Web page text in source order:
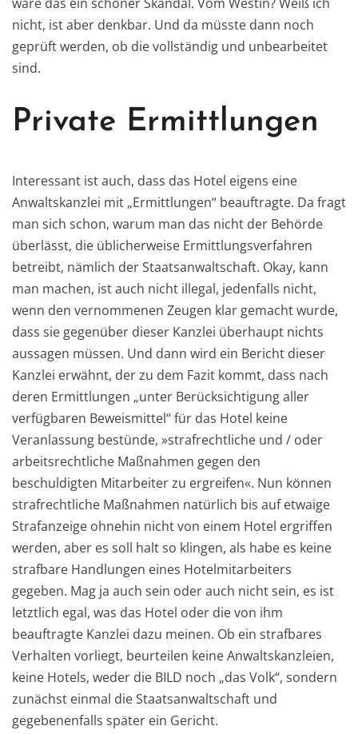
nicht, ist aber denkbar. Und da müsste dann noch
geprüft werden, ob die vollständig und unbearbeitet
sind.
Private Ermittlungen
Interessant ist auch, dass das Hotel eigens eine
Anwaltskanzlei mit „Ermittlungen“ beauftragte. Da fragt
man sich schon, warum man das nicht der Behörde
überlässt, die üblicherweise Ermittlungsverfahren
betreibt, nämlich der Staatsanwaltschaft. Okay, kann
man machen, ist auch nicht illegal, jedenfalls nicht,
wenn den vernommenen Zeugen klar gemacht wurde,
dass sie gegenüber dieser Kanzlei überhaupt nichts
aussagen müssen. Und dann wird ein Bericht dieser
Kanzlei erwähnt, der zu dem Fazit kommt, dass nach
deren Ermittlungen „unter Berücksichtigung aller
verfügbaren Beweismittel“ für das Hotel keine
Veranlassung bestünde, »strafrechtliche und / oder
arbeitsrechtliche Maßnahmen gegen den
beschuldigten Mitarbeiter zu ergreifen«. Nun können
strafrechtliche Maßnahmen natürlich bis auf etwaige
Strafanzeige ohnehin nicht von einem Hotel ergriffen
werden, aber es soll halt so klingen, als habe es keine
strafbare Handlungen eines Hotelmitarbeiters
gegeben. Mag ja auch sein oder auch nicht sein, es ist
letztlich egal, was das Hotel oder die von ihm
beauftragte Kanzlei dazu meinen. Ob ein strafbares
Verhalten vorliegt, beurteilen keine Anwaltskanzleien,
keine Hotels, weder die BILD noch „das Volk“, sondern
zunächst einmal die Staatsanwaltschaft und
gegebenenfalls später ein Gericht.